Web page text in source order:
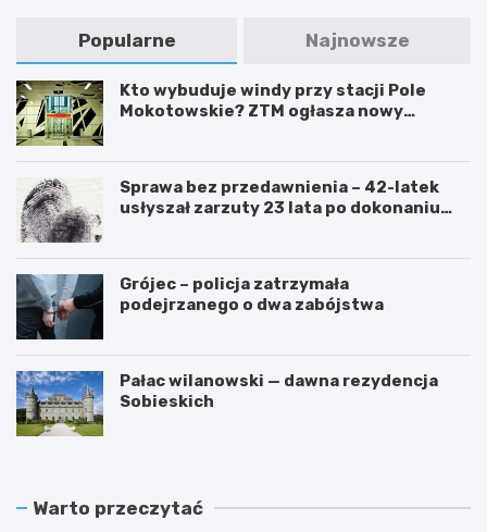
Popularne Najnowsze
Kto wybuduje windy przy stacji Pole
Mokotowskie? ZTM ogłasza nowy
Sprawa bez przedawnienia – 42-latek
usłyszał zarzuty 23 lata po dokonaniu
Grójec – policja zatrzymała
podejrzanego o dwa zabójstwa
Pałac wilanowski — dawna rezydencja
Sobieskich
Warto przeczytać